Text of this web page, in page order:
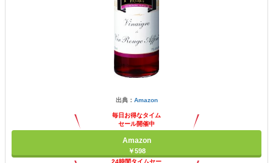
出典： Amazon
毎日お得なタイム
セール開催中
Amazon
￥598